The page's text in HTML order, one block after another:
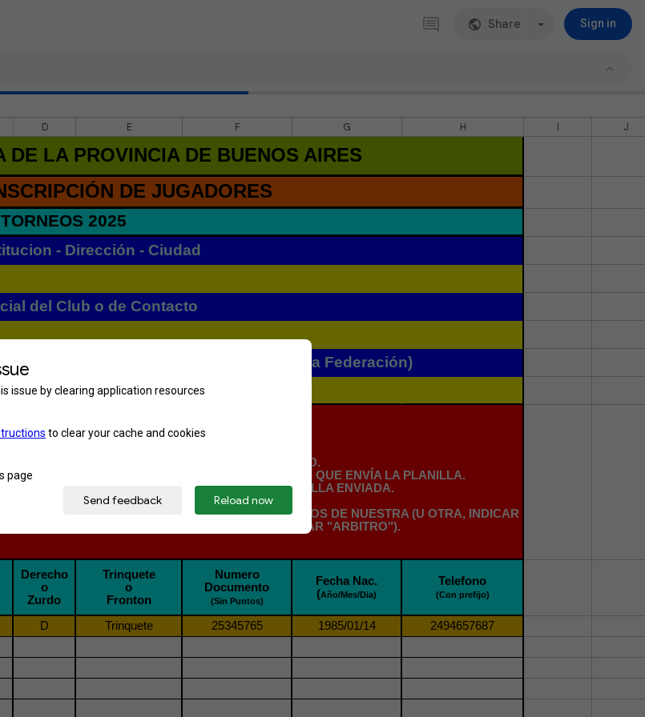
Share Sign in
D E F G H I J
DE LA PROVINCIA DE BUENOS AIRES
DE JUGADORES
TORNEOS 2025
- Dirección - Ciudad
del Club o de Contacto
responsable del Club, nexo con la Federación)
IMPORTANTE!!!:
INFORMACIÓN EXACTAMENTE IGUAL AL EJEMPLO.
Y DORSO DEL DOCUMENTO EN EL MISMO MAIL QUE ENVÍA LA PLANILLA.
TORNEO, DEBERÁ ACTUALIZAR LA MISMA PLANILLA ENVIADA.
PERSONAS QUE HAYAN REALIZADO CURSOS DE NUESTRA (U OTRA, INDICAR
A DIRIGIR (EN LA COLUMNA DE CATEGORIA INDICAR "ARBITRO").
Derecho
o
Zurdo
Trinquete
o
Fronton
Numero
Documento
(Sin Puntos)
Fecha Nac.
(Año/Mes/Dia)
Telefono
(Con prefijo)
D Trinquete 25345765 1985/01/14 2494657687